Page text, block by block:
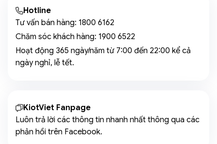
Hotline
Tư vấn bán hàng: 1800 6162
Chăm sóc khách hàng: 1900 6522
Hoạt động 365 ngày/năm từ 7:00 đến 22:00 kể cả
ngày nghỉ, lễ tết.
KiotViet Fanpage
Luôn trả lời các thông tin nhanh nhất thông qua các
phản hồi trên Facebook.